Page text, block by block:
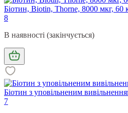
Біотин, Biotin, Thorne, 8000 мкг, 60
8
В наявності (закінчується)
Біотин з уповільненим
7